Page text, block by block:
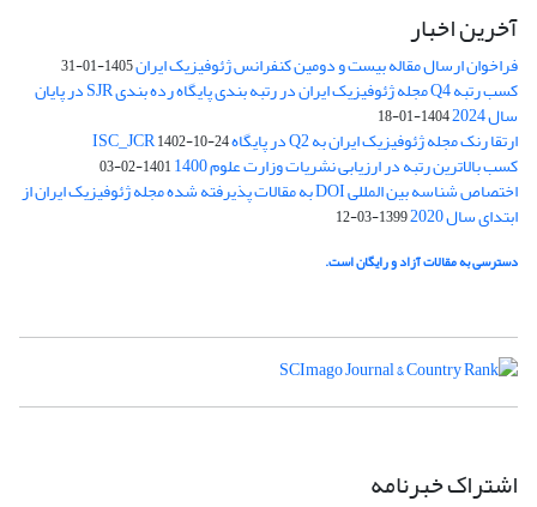
آخرین اخبار
فراخوان ارسال مقاله بیست و دومین کنفرانس ژئوفیزیک ایران1405-01-31
کسب رتبه Q4 مجله ژئوفیزیک ایران در رتبه بندی پایگاه رده بندی SJR در پایان
سال 2024 1404-01-18
ارتقا رنک مجله ژئوفیزیک ایران به Q2 در پایگاه ISC_JCR 1402-10-24
کسب بالاترین رتبه در ارزیابی نشریات وزارت علوم 1400 1401-02-03
اختصاص شناسه بین المللی DOI به مقالات پذیرفته شده مجله ژئوفیزیک ایران از
ابتدای سال 2020 1399-03-12
دسترسی به مقالات آزاد و رایگان است.
اشتراک خبرنامه